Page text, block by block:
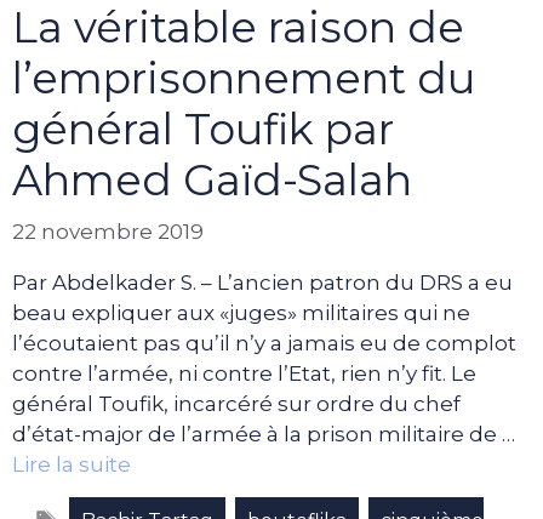
La véritable raison de
l’emprisonnement du
général Toufik par
Ahmed Gaïd-Salah
22 novembre 2019
Par Abdelkader S. – L’ancien patron du DRS a eu
beau expliquer aux «juges» militaires qui ne
l’écoutaient pas qu’il n’y a jamais eu de complot
contre l’armée, ni contre l’Etat, rien n’y fit. Le
général Toufik, incarcéré sur ordre du chef
d’état-major de l’armée à la prison militaire de …
Lire la suite